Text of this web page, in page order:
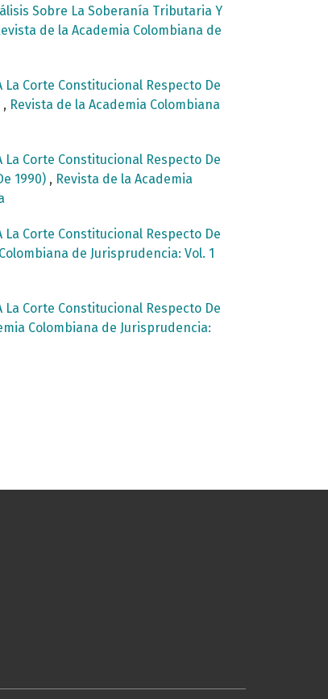
Sobre La Soberanía Tributaria Y
de la Academia Colombiana de
Corte Constitucional Respecto De
, Revista de la Academia Colombiana
Corte Constitucional Respecto De
1990) , Revista de la Academia
Corte Constitucional Respecto De
de Jurisprudencia: Vol. 1
Corte Constitucional Respecto De
Colombiana de Jurisprudencia: